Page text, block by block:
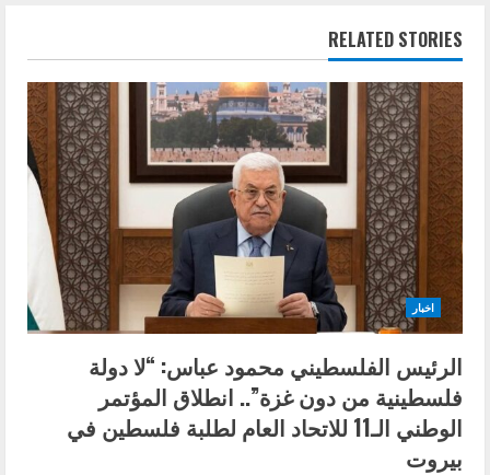
u
e
R
e
a
d
i
n
g
RELATED STORIES
اخبار
الرئيس الفلسطيني محمود عباس: “لا دولة
فلسطينية من دون غزة”.. انطلاق المؤتمر
الوطني الـ11 للاتحاد العام لطلبة فلسطين في
بيروت